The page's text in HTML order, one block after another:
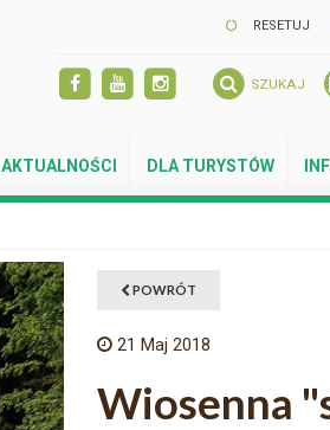
RESETUJ
SZUKAJ
AKTUALNOŚCI DLA TURYSTÓW
POWRÓT
21 Maj 2018
Wiosenna